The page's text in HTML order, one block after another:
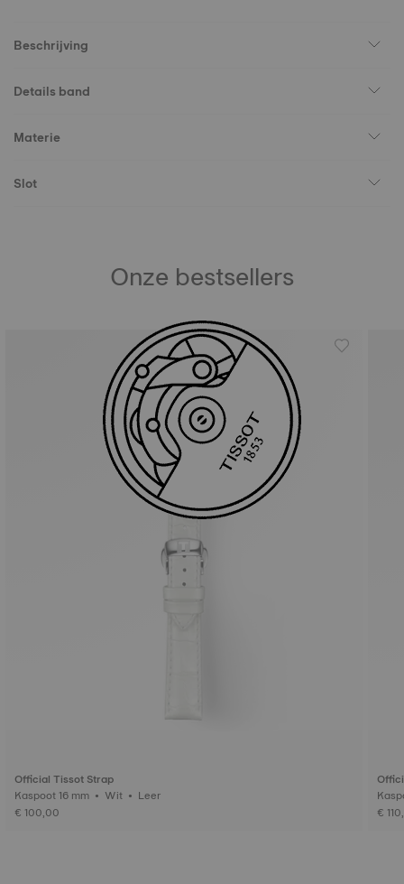
Beschrijving
Details band
Materie
Slot
Onze bestsellers
Official Tissot Strap
Kaspoot 16 mm • Wit • Leer
€ 100,00
€